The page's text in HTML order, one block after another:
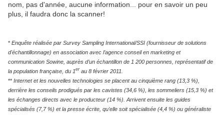
nom, pas d'année, aucune information... pour en savoir un peu
plus, il faudra donc la scanner!
* Enquête réalisée par Survey Sampling International/SSI (fournisseur de solutions
d'échantillonnage) en association avec l’agence conseil en marketing et
communication Sowine, auprès d’un échantillon de 1 200 personnes, représentatif de
la population française, du 1er au 8 février 2011.
** Internet et les nouvelles technologies se placent au cinquième rang (13,3 %),
derrière les conseils prodigués par les cavistes (34,6 %), les sommeliers (15,3 %) et
les échanges directs avec le producteur (14 %). Arrivent ensuite les guides
spécialisés (7,7 %) et la presse écrite, qu’elle soit spécialisée (4,4 %) ou généraliste